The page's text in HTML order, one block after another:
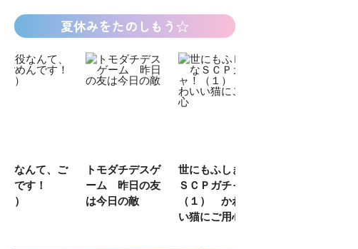
夏休みをたのしもう☆
トモダチデスゲ
ーム 昨日の友
は今日の敵
世にもふしぎな
ＳＣＰガチャ！
（１） かわい
カラフルピーチ
はちゃめちゃ事
件簿